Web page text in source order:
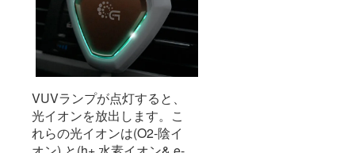
VUVランプが点灯すると、
光イオンを放出します。こ
れらの光イオンは(O2-陰イ